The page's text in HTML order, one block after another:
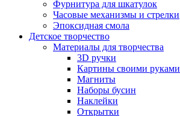
Фурнитура для шкатулок
Часовые механизмы и стрелки
Эпоксидная смола
Детское творчество
Материалы для творчества
3D ручки
Картины своими руками
Магниты
Наборы бусин
Наклейки
Открытки